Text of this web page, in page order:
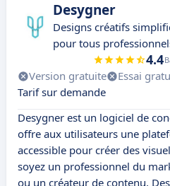
Desygner
Designs créatifs
pour tous
4.4
Version gratuite Essai
Tarif sur demande
Desygner est un logiciel de
offre aux utilisateurs une
accessible pour créer des
soyez un professionnel du
ou un créateur de contenu,